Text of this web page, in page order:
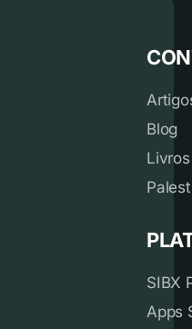
Blog
Livros
SIBX
Apps